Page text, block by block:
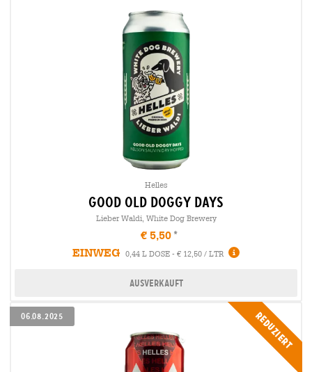
Helles
good old doggy days
Lieber Waldi, White Dog Brewery
€ 5,50
EINWEG
0,44 L DOSE - € 12,50 / LTR
Ausverkauft
Reduziert
06.08.2025